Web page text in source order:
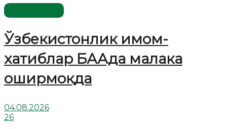
Ўзбекистонлик имом-
хатиблар БААда малака
оширмоқда
04.08.2026
26